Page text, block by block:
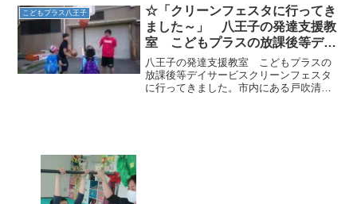
ど、他のことは問題なくできても、話す
ことだけが極端に苦手とい...
こどもプラス八王子
☆「クリーンフェスタに行ってき
ました～」 八王子の発達支援教
室 こどもプラスの放課後等デイ
サービス
八王子の発達支援教室 こどもプラスの
放課後等デイサービスクリーンフェスタ
に行ってきました。市内にある戸吹清掃